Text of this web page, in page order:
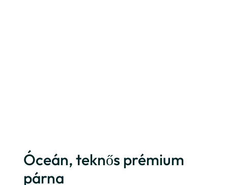
Óceán, teknős prémium
párna